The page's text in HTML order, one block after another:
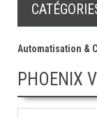
Automatisation &
PHOENIX